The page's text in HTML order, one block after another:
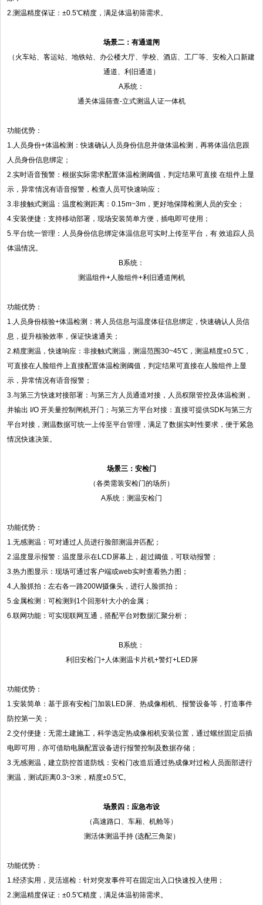
2.测温精度保证：±0.5℃精度，满足体温初筛需求。
场景二：有通道闸
（火车站、客运站、地铁站、办公楼大厅、学校、酒店、工厂等、安检入口新建
通道、利旧通道）
A系统：
通关体温筛查-立式测温人证一体机
功能优势：
1.人员身份+体温检测：快速确认人员身份信息并做体温检测，再将体温信息跟
人员身份信息绑定；
2.实时语音预警：根据实际需求配置体温检测阈值，判定结果可直接 在组件上显
示，异常情况有语音报警，检查人员可快速响应；
3.非接触式测温：温度检测距离：0.15m~3m，更好地保障检测人员的安全；
4.安装便捷：支持移动部署，现场安装简单方便，插电即可使用；
5.平台统一管理：人员身份信息绑定体温信息可实时上传至平台，有 效追踪人员
体温情况。
B系统：
测温组件+人脸组件+利旧通道闸机
功能优势：
1.人员身份核验+体温检测：将人员信息与温度体征信息绑定，快速确认人员信
息，提升核验效率，保证快速通关；
2.精度测温，快速响应：非接触式测温，测温范围30~45℃，测温精度±0.5℃，
可直接在人脸组件上直接配置体温检测阈值，判定结果可直接在人脸组件上显
示，异常情况有语音报警；
3.与第三方快速对接部署：与第三方人员通道对接，人员权限管控及体温检测，
并输出 I/O 开关量控制闸机开门；与第三方平台对接：直接可提供SDK与第三方
平台对接，测温数据可统一上传至平台管理，满足了数据实时性要求，便于紧急
情况快速决策。
场景三：安检门
（各类需装安检门的场所）
A系统：测温安检门
功能优势：
1.无感测温：可对通过人员进行脸部测温并匹配；
2.温度显示报警：温度显示在LCD屏幕上，超过阈值，可联动报警；
3.热力图显示：现场可通过客户端或web实时查看热力图；
4.人脸抓拍：左右各一路200W摄像头，进行人脸抓拍；
5.金属检测：可检测到1个回形针大小的金属；
6.联网功能：可实现联网互通，搭配平台对数据汇聚分析；
B系统：
利旧安检门+人体测温卡片机+警灯+LED屏
功能优势：
1.安装简单：基于原有安检门加装LED屏、热成像相机、报警设备等，打造事件
防控第一关；
2.交付便捷：无需土建施工，科学选定热成像相机安装位置，通过螺丝固定后插
电即可用，亦可借助电脑配置设备进行报警控制及数据存储；
3.无感测温，建立防控首道防线：安检门改造后通过热成像对过检人员面部进行
测温，测试距离0.3~3米，精度±0.5℃。
场景四：应急布设
（高速路口、车厢、机舱等）
测活体测温手持 (选配三角架）
功能优势：
1.经济实用，灵活巡检：针对突发事件可在固定出入口快速投入使用；
2.测温精度保证：±0.5℃精度，满足体温初筛需求。